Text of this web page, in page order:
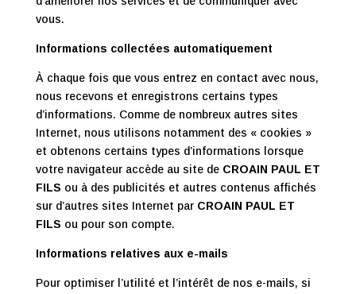
vous.
Informations collectées automatiquement
À chaque fois que vous entrez en contact avec nous,
nous recevons et enregistrons certains types
d’informations. Comme de nombreux autres sites
Internet, nous utilisons notamment des « cookies »
et obtenons certains types d’informations lorsque
votre navigateur accède au site de CROAIN PAUL ET
FILS ou à des publicités et autres contenus affichés
sur d’autres sites Internet par CROAIN PAUL ET
FILS ou pour son compte.
Informations relatives aux e-mails
Pour optimiser l’utilité et l’intérêt de nos e-mails, si